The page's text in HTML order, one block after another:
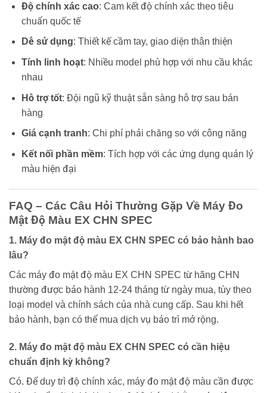
Độ chính xác cao: Cam kết độ chính xác theo tiêu
chuẩn quốc tế
Dễ sử dụng: Thiết kế cầm tay, giao diện thân thiện
Tính linh hoạt: Nhiều model phù hợp với nhu cầu khác
nhau
Hỗ trợ tốt: Đội ngũ kỹ thuật sẵn sàng hỗ trợ sau bán
hàng
Giá cạnh tranh: Chi phí phải chăng so với công năng
Kết nối phần mềm: Tích hợp với các ứng dụng quản lý
màu hiện đại
FAQ – Các Câu Hỏi Thường Gặp Về Máy Đo
Mật Độ Màu EX CHN SPEC
1. Máy đo mật độ màu EX CHN SPEC có bảo hành bao
lâu?
Các máy đo mật độ màu EX CHN SPEC từ hãng CHN
thường được bảo hành 12-24 tháng từ ngày mua, tùy theo
loại model và chính sách của nhà cung cấp. Sau khi hết
bảo hành, bạn có thể mua dịch vụ bảo trì mở rộng.
2. Máy đo mật độ màu EX CHN SPEC có cần hiệu
chuẩn định kỳ không?
Có. Để duy trì độ chính xác, máy đo mật độ màu cần được